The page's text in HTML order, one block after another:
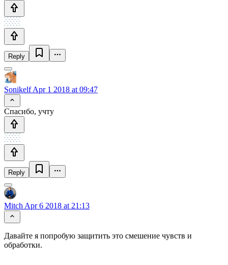
Reply
SonikelfApr 1 2018 at 09:47
Спасибо, учту
Reply
Mitch Apr 6 2018 at 21:13
Давайте я попробую защитить это смешение чувств и
обработки.